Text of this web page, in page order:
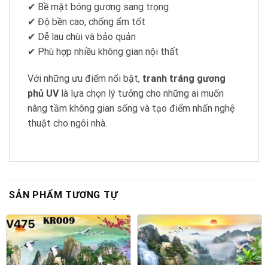
✔ Bề mặt bóng gương sang trọng
✔ Độ bền cao, chống ẩm tốt
✔ Dễ lau chùi và bảo quản
✔ Phù hợp nhiều không gian nội thất
Với những ưu điểm nổi bật, tranh tráng gương
phủ UVlà lựa chọn lý tưởng cho những ai muốn
nâng tầm không gian sống và tạo điểm nhấn nghệ
thuật cho ngôi nhà.
SẢN PHẨM TƯƠNG TỰ